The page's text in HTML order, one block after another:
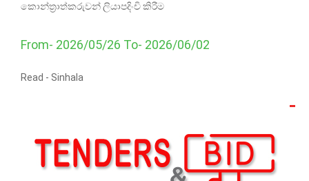
කොන්ත්‍රාත්කරුවන් ලියාපදිංචි කිරීම
From- 2026/05/26 To- 2026/06/02
Read - Sinhala